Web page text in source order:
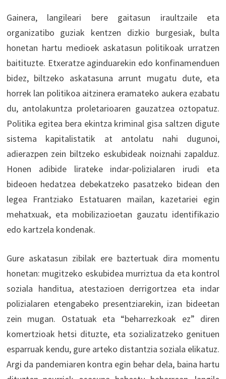
Gainera, langileari bere gaitasun iraultzaile eta
organizatibo guziak kentzen dizkio burgesiak, bulta
honetan hartu medioek askatasun politikoak urratzen
baitituzte. Etxeratze aginduarekin edo konfinamenduen
bidez, biltzeko askatasuna arrunt mugatu dute, eta
horrek lan politikoa aitzinera eramateko aukera ezabatu
du, antolakuntza proletarioaren gauzatzea oztopatuz.
Politika egitea bera ekintza kriminal gisa saltzen digute
sistema kapitalistatik at antolatu nahi dugunoi,
adierazpen zein biltzeko eskubideak noiznahi zapalduz.
Honen adibide lirateke indar-polizialaren irudi eta
bideoen hedatzea debekatzeko pasatzeko bidean den
legea Frantziako Estatuaren mailan, kazetariei egin
mehatxuak, eta mobilizazioetan gauzatu identifikazio
edo kartzela kondenak.
Gure askatasun zibilak ere baztertuak dira momentu
honetan: mugitzeko eskubidea murriztua da eta kontrol
soziala handitua, atestazioen derrigortzea eta indar
polizialaren etengabeko presentziarekin, izan bideetan
zein mugan. Ostatuak eta “beharrezkoak ez” diren
komertzioak hetsi dituzte, eta sozializatzeko genituen
esparruak kendu, gure arteko distantzia soziala elikatuz.
Argi da pandemiaren kontra egin behar dela, baina hartu